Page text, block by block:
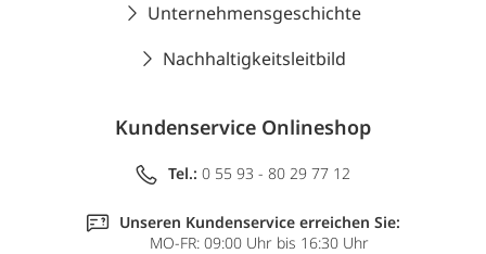
Unternehmensgeschichte
Nachhaltigkeitsleitbild
Kundenservice Onlineshop
Tel.: 0 55 93 - 80 29 77 12
Unseren Kundenservice erreichen Sie:
MO-FR: 09:00 Uhr bis 16:30 Uhr